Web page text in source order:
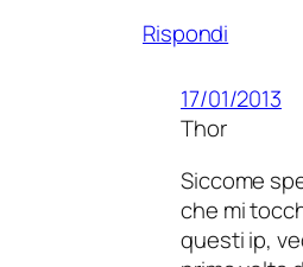
Rispondi
17/01/2013
Thor
Siccome
che mi
questi ip,